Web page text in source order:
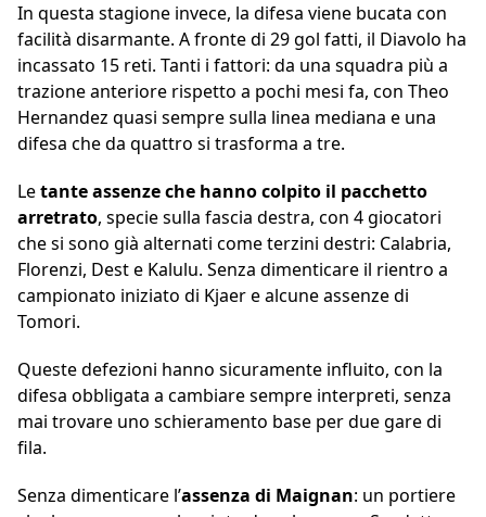
In questa stagione invece, la difesa viene bucata con
facilità disarmante. A fronte di 29 gol fatti, il Diavolo ha
incassato 15 reti. Tanti i fattori: da una squadra più a
trazione anteriore rispetto a pochi mesi fa, con Theo
Hernandez quasi sempre sulla linea mediana e una
difesa che da quattro si trasforma a tre.
Letante assenze che hanno colpito il pacchetto
arretrato, specie sulla fascia destra, con 4 giocatori
che si sono già alternati come terzini destri: Calabria,
Florenzi, Dest e Kalulu. Senza dimenticare il rientro a
campionato iniziato di Kjaer e alcune assenze di
Tomori.
Queste defezioni hanno sicuramente influito, con la
difesa obbligata a cambiare sempre interpreti, senza
mai trovare uno schieramento base per due gare di
fila.
Senza dimenticare l’assenza di Maignan: un portiere